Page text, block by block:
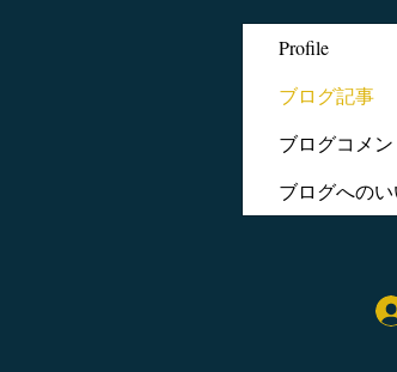
Profile
ブログ記事
ブログコメン
ブログへのい